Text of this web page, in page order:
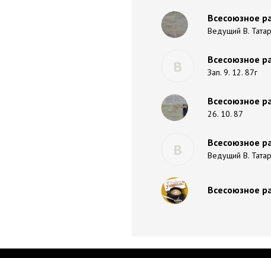
Всесоюзное
Ведущий В.
В Всесоюзное
Зап. 9. 12. 87г
Всесоюзное
26. 10. 87
В Всесоюзное
Ведущий В.
Всесоюзное